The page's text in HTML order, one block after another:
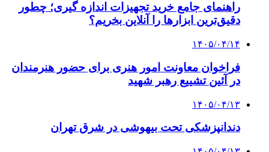
راهنمای جامع خرید تجهیزات اندازه گیری؛ چطور
دقیق‌ترین ابزارها را آنلاین بخریم؟
۱۴۰۵/۰۴/۱۴
فراخوان معاونت امور هنری برای حضور هنرمندان
در آئین تشییع رهبر شهید
۱۴۰۵/۰۴/۱۳
دندانپزشکی تحت بیهوشی در شرق تهران